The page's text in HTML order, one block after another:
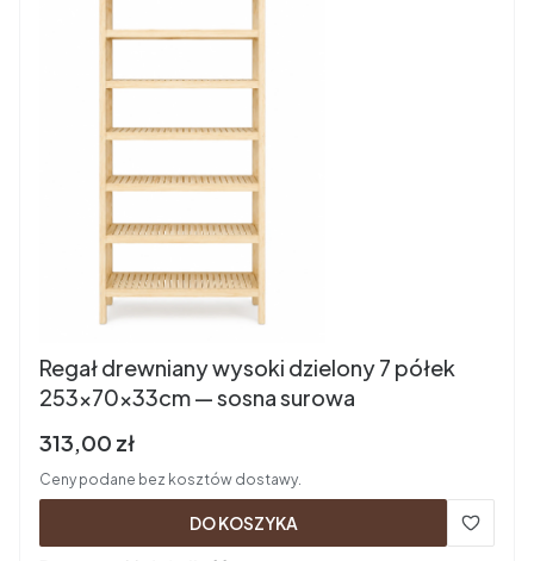
Regał drewniany wysoki dzielony 7 półek
253×70×33cm — sosna surowa
Cena brutto
313,00 zł
Ceny podane bez kosztów dostawy.
DO KOSZYKA